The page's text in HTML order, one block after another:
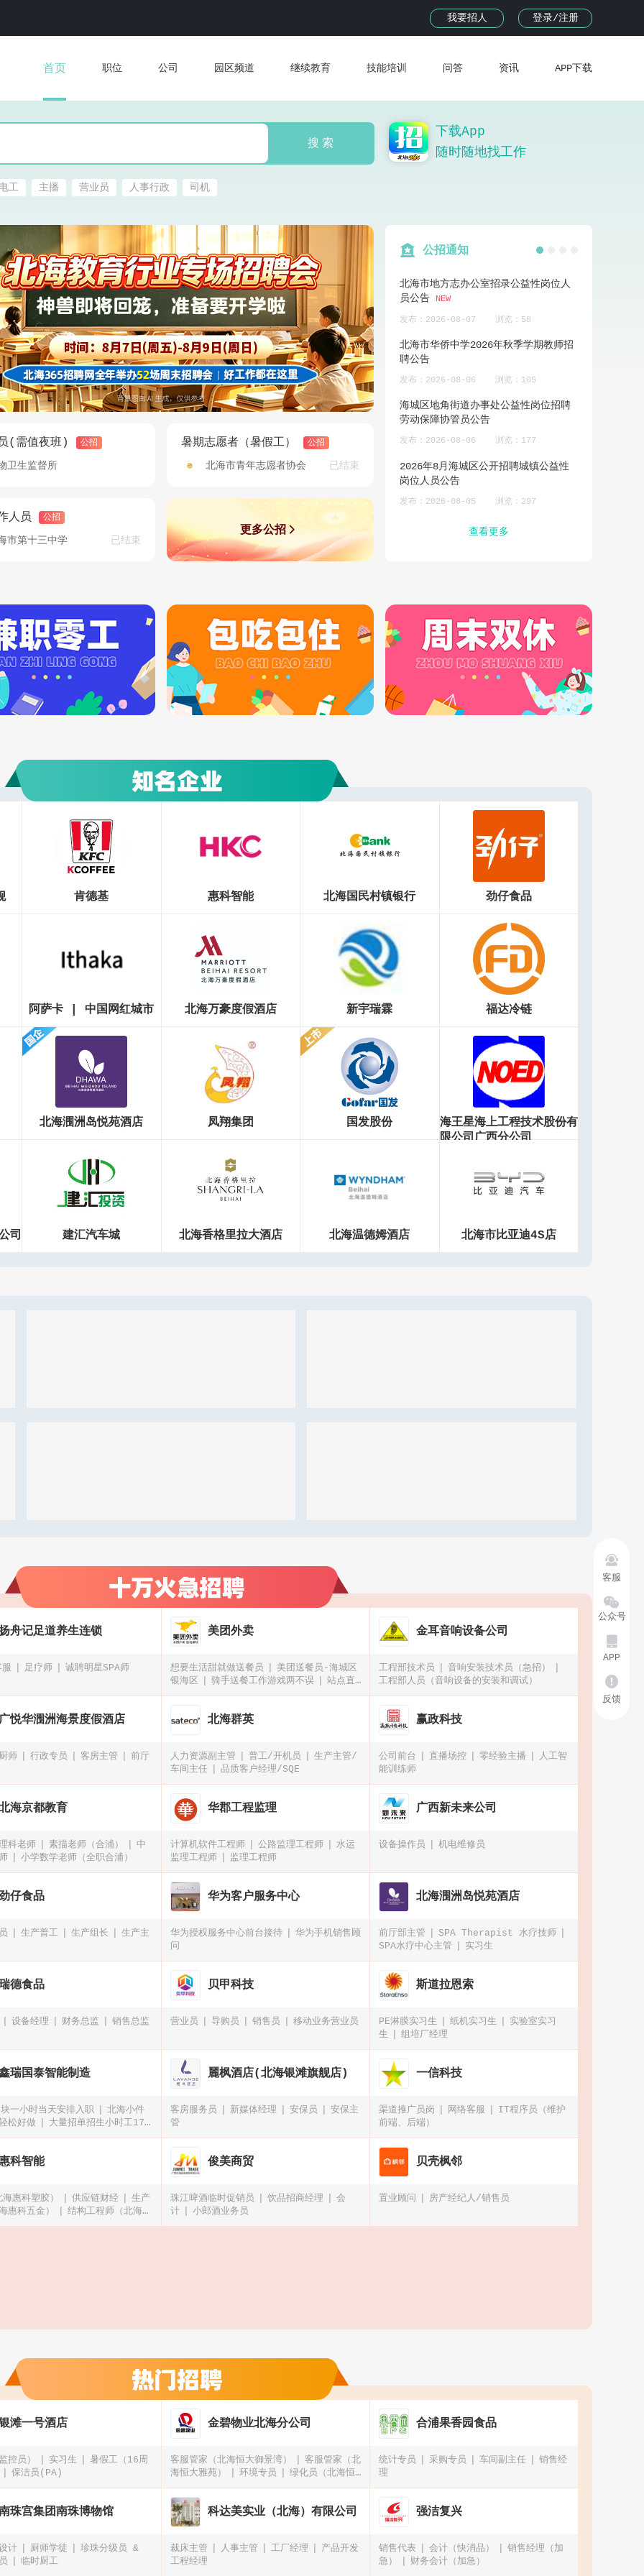
我要招人 登录/注册
首页 职位 公司 园区频道 继续教育 技能培训 问答 资讯 APP下载
搜 索
工 主播 营业员 人事行政 司机
下载App
随时随地找工作
(需值夜班) 公招
卫生监督所
暑期志愿者（暑假工） 公招
北海市青年志愿者协会 已结束
人员 公招
市第十三中学 已结束
更多公招
公招通知
北海市地方志办公室招录公益性岗位人
员公告
NEW
发布：2026-08-07 浏览：58
北海市华侨中学2026年秋季学期教师招
聘公告
发布：2026-08-06 浏览：105
海城区地角街道办事处公益性岗位招聘
劳动保障协管员公告
发布：2026-08-06 浏览：177
2026年8月海城区公开招聘城镇公益性
岗位人员公告
发布：2026-08-05 浏览：297
每学年补助3万元！广西计划招募958名
优秀退休教师
浏览：68
北海市住房公积金管理中心关于开展第
五批长期封存个人账户清理工作的通知
发布：2026-07-13 浏览：1010
温馨提醒：6月30日前缴纳2025年度城
费操作指南）
发布：2025-06-24 浏览：10165
灵活就业人员参加住房公积金制度试点
浏览：9511
北海综合保税区2026年春风行动现场招
聘会（3月25日(农历二月初七)上午9
点）,岗位多、离家近，到场就送精美礼
品
发布：2026-03-23 浏览：4512
【三级甲等 招贤纳才】合浦县人民医院
2025年校园双选会招聘公告
发布：2025-10-27 浏览：8147
2025年合浦县服务实体经济网络招聘会
2025年合浦县“民营企业服务月活动”网
发布：2025-05-27 浏览：9553
查看更多
肯德基 惠科智能 北海国民村镇银行 劲仔食品
阿萨卡 | 中国网红城市 北海万豪度假酒店 新宇瑞霖 福达冷链
北海涠洲岛悦苑酒店 凤翔集团 国发股份
海王星海上工程技术股份有
限公司广西分公司
司 建汇汽车城 北海香格里拉大酒店 北海温德姆酒店 北海市比亚迪4S店
舟记足道养生连锁
服 足疗师 诚聘明星SPA师
美团外卖
想要生活甜就做送餐员
美团送餐员-海城区
银海区
骑手送餐工作游戏两不误
站点直
招外卖小哥，时间自由，兜风赚钱（海城区，
金耳音响设备公司
工程部技术员
音响安装技术员（急招）
工程部人员（音响设备的安装和调试）
悦华涠洲海景度假酒店
师 行政专员 客房主管 前厅
北海群英
人力资源副主管 普工/开机员
生产主管/
车间主任
品质客户经理/SQE
赢政科技
公司前台 直播场控 零经验主播
人工智
能训练师
海京都教育
科老师 素描老师（合浦）
中
小学数学老师（全职合浦）
华郡工程监理
计算机软件工程师 公路监理工程师
水运
监理工程师
监理工程师
广西新未来公司
设备操作员 机电维修员
仔食品
生产普工 生产组长 生产主
华为客户服务中心
华为授权服务中心前台接待
华为手机销售顾
问
北海涠洲岛悦苑酒店
前厅部主管
SPA Therapist 水疗技师
SPA水疗中心主管
实习生
德食品
设备经理 财务总监 销售总监
贝甲科技
营业员 导购员 销售员 移动业务营业员
斯道拉恩索
PE淋膜实习生 纸机实习生
实验室实习
生
组培厂经理
瑞国泰智能制造
一小时当天安排入职
北海小件
松好做
大量招单招生小时工17
小厂急招临时工10人
麗枫酒店(北海银滩旗舰店)
客房服务员 新媒体经理 安保员
安保主
管
一信科技
渠道推广员岗 网络客服
IT程序员（维护
前端、后端）
科智能
惠科塑胶） 供应链财经
生产
惠科五金）
结构工程师（北海惠
俊美商贸
珠江啤酒临时促销员 饮品招商经理
会
计
小郎酒业务员
贝壳枫邻
置业顾问 房产经纪人/销售员
滩一号酒店
控员） 实习生
暑假工（16周
保洁员(PA)
金碧物业北海分公司
客服管家（北海恒大御景湾）
客服管家（北
海恒大雅苑）
环境专员
绿化员（北海恒
大御景湾）
合浦果香园食品
统计专员 采购专员 车间副主任
销售经
理
珠宫集团南珠博物馆
计 厨师学徒
珍珠分级员 &
临时厨工
科达美实业（北海）有限公司
裁床主管 人事主管 工厂经理
产品开发
工程经理
强洁复兴
销售代表 会计（快消品）
销售经理（加
急）
财务会计（加急）

客服

公众号

APP

反馈